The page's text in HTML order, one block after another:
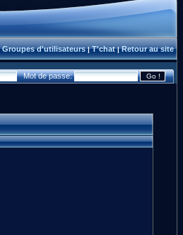
Groupes d'utilisateurs|T'chat|Retour au site
Mot de passe: